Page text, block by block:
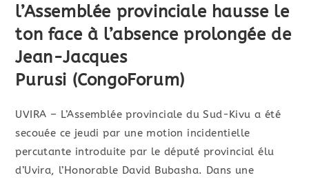
l’Assemblée provinciale hausse le
ton face à l’absence prolongée de
Jean-Jacques
Purusi (CongoForum)
UVIRA – L’Assemblée provinciale du Sud-Kivu a été
secouée ce jeudi par une motion incidentielle
percutante introduite par le député provincial élu
d’Uvira, l’Honorable David Bubasha. Dans une